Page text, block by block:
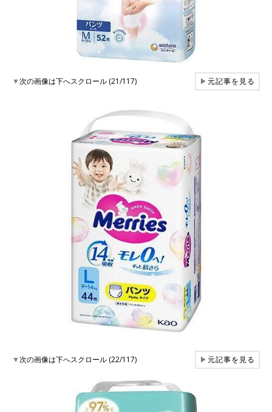
▼次の画像は下へスクロール (21/117) ▶元記事を見る
▼次の画像は下へスクロール (22/117) ▶元記事を見る